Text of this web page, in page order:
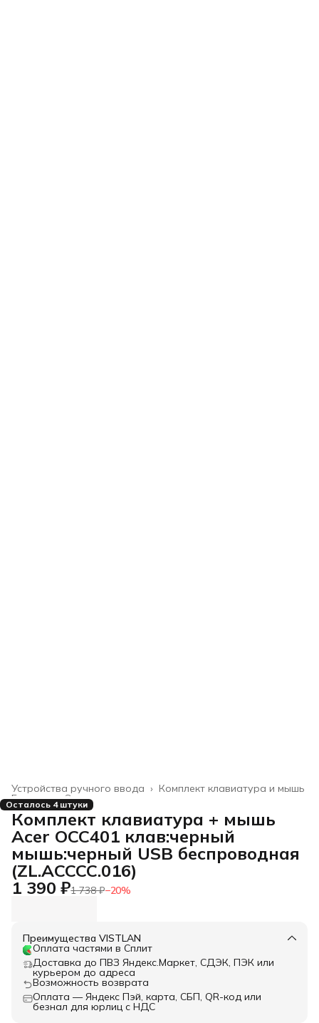
Комплект клавиатура и мышь
Устройства ручного ввода ›
Электроника
Главная ›
Осталось 4 штуки
Комплект клавиатура + мышь
Acer OCC401 клав:черный
мышь:черный USB беспроводная
(ZL.ACCCC.016)
1 390 ₽1 738 ₽−20%
Преимущества VISTLAN
Оплата частями в Сплит
Доставка до ПВЗ Яндекс.Маркет, СДЭК, ПЭК или
курьером до адреса
Возможность возврата
Оплата — Яндекс Пэй, карта, СБП, QR-код или
безнал для юрлиц с НДС